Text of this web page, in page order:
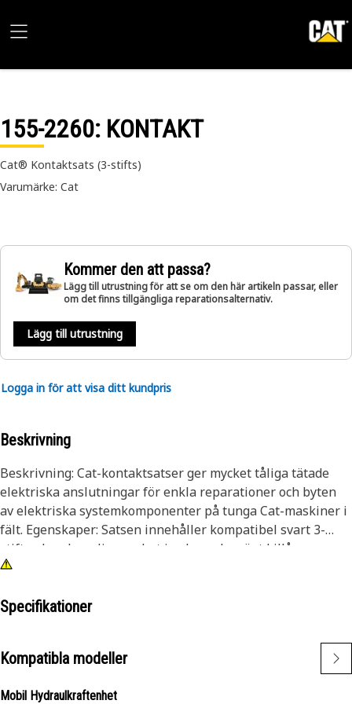
155-2260: KONTAKT
Cat® Kontaktsats (3-stifts)
Varumärke: Cat
Kommer den att passa?
Lägg till utrustning för att se om den här artikeln passar, eller
om det finns tillgängliga reparationsalternativ.
Lägg till utrustning
Logga in för att visa ditt kundpris
Beskrivning
Beskrivning: Cat-kontaktsatser ger mycket tåliga tätade
elektriska anslutningar för enkla reparationer och byten
av elektriska systemkomponenter på tunga Cat-maskiner i
fält. Egenskaper: Satsen innehåller kompatibel svart 3-
stifts pluggkopplingsenhet i nylon och grönt killås.
Tillämpning: Satserna används för att serva eller byta ut
återförsäljaren för mer information.
Specifikationer
Kompatibla modeller
Mobil Hydraulkraftenhet